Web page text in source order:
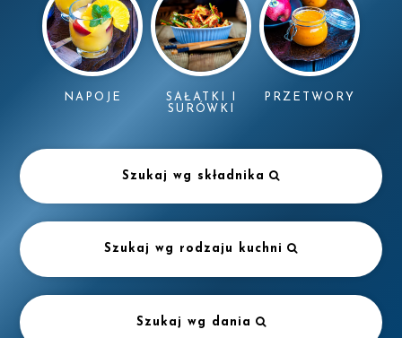
NAPOJE
SAŁATKI I
SURÓWKI
PRZETWORY
Szukaj wg składnika
Szukaj wg rodzaju kuchni
Szukaj wg dania